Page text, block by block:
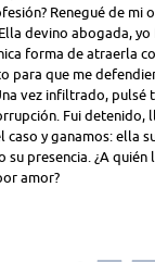
Renegué de mi
devino abogada, yo
forma de atraerla
para que me
vez infiltrado, pulsé
Fui detenido,
caso y ganamos: ella
su presencia. ¿A quién
amor?